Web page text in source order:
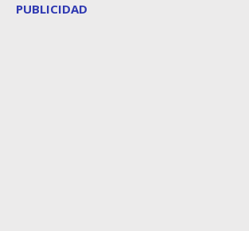
PUBLICIDAD